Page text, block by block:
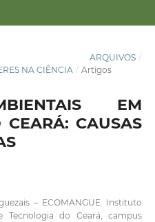
ARQUIVOS /
NA CIÊNCIA / Artigos
EM
CAUSAS
– ECOMANGUE. Instituto
Tecnologia do Ceará, campus